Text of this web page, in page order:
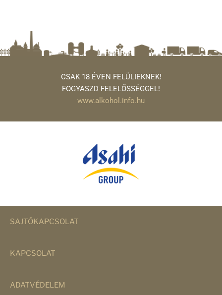
CSAK 18 ÉVEN FELÜLIEKNEK!
FOGYASZD FELELŐSSÉGGEL!
www.alkohol.info.hu
SAJTÓKAPCSOLAT
KAPCSOLAT
ADATVÉDELEM